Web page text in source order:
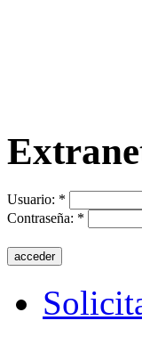
Usuario: *
Contraseña: *